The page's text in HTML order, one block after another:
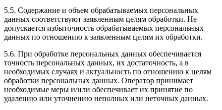
5.5. Содержание и объем обрабатываемых персональных
данных соответствуют заявленным целям обработки. Не
допускается избыточность обрабатываемых персональных
данных по отношению к заявленным целям их обработки.
5.6. При обработке персональных данных обеспечивается
точность персональных данных, их достаточность, а в
необходимых случаях и актуальность по отношению к целям
обработки персональных данных. Оператор принимает
необходимые меры и/или обеспечивает их принятие по
удалению или уточнению неполных или неточных данных.